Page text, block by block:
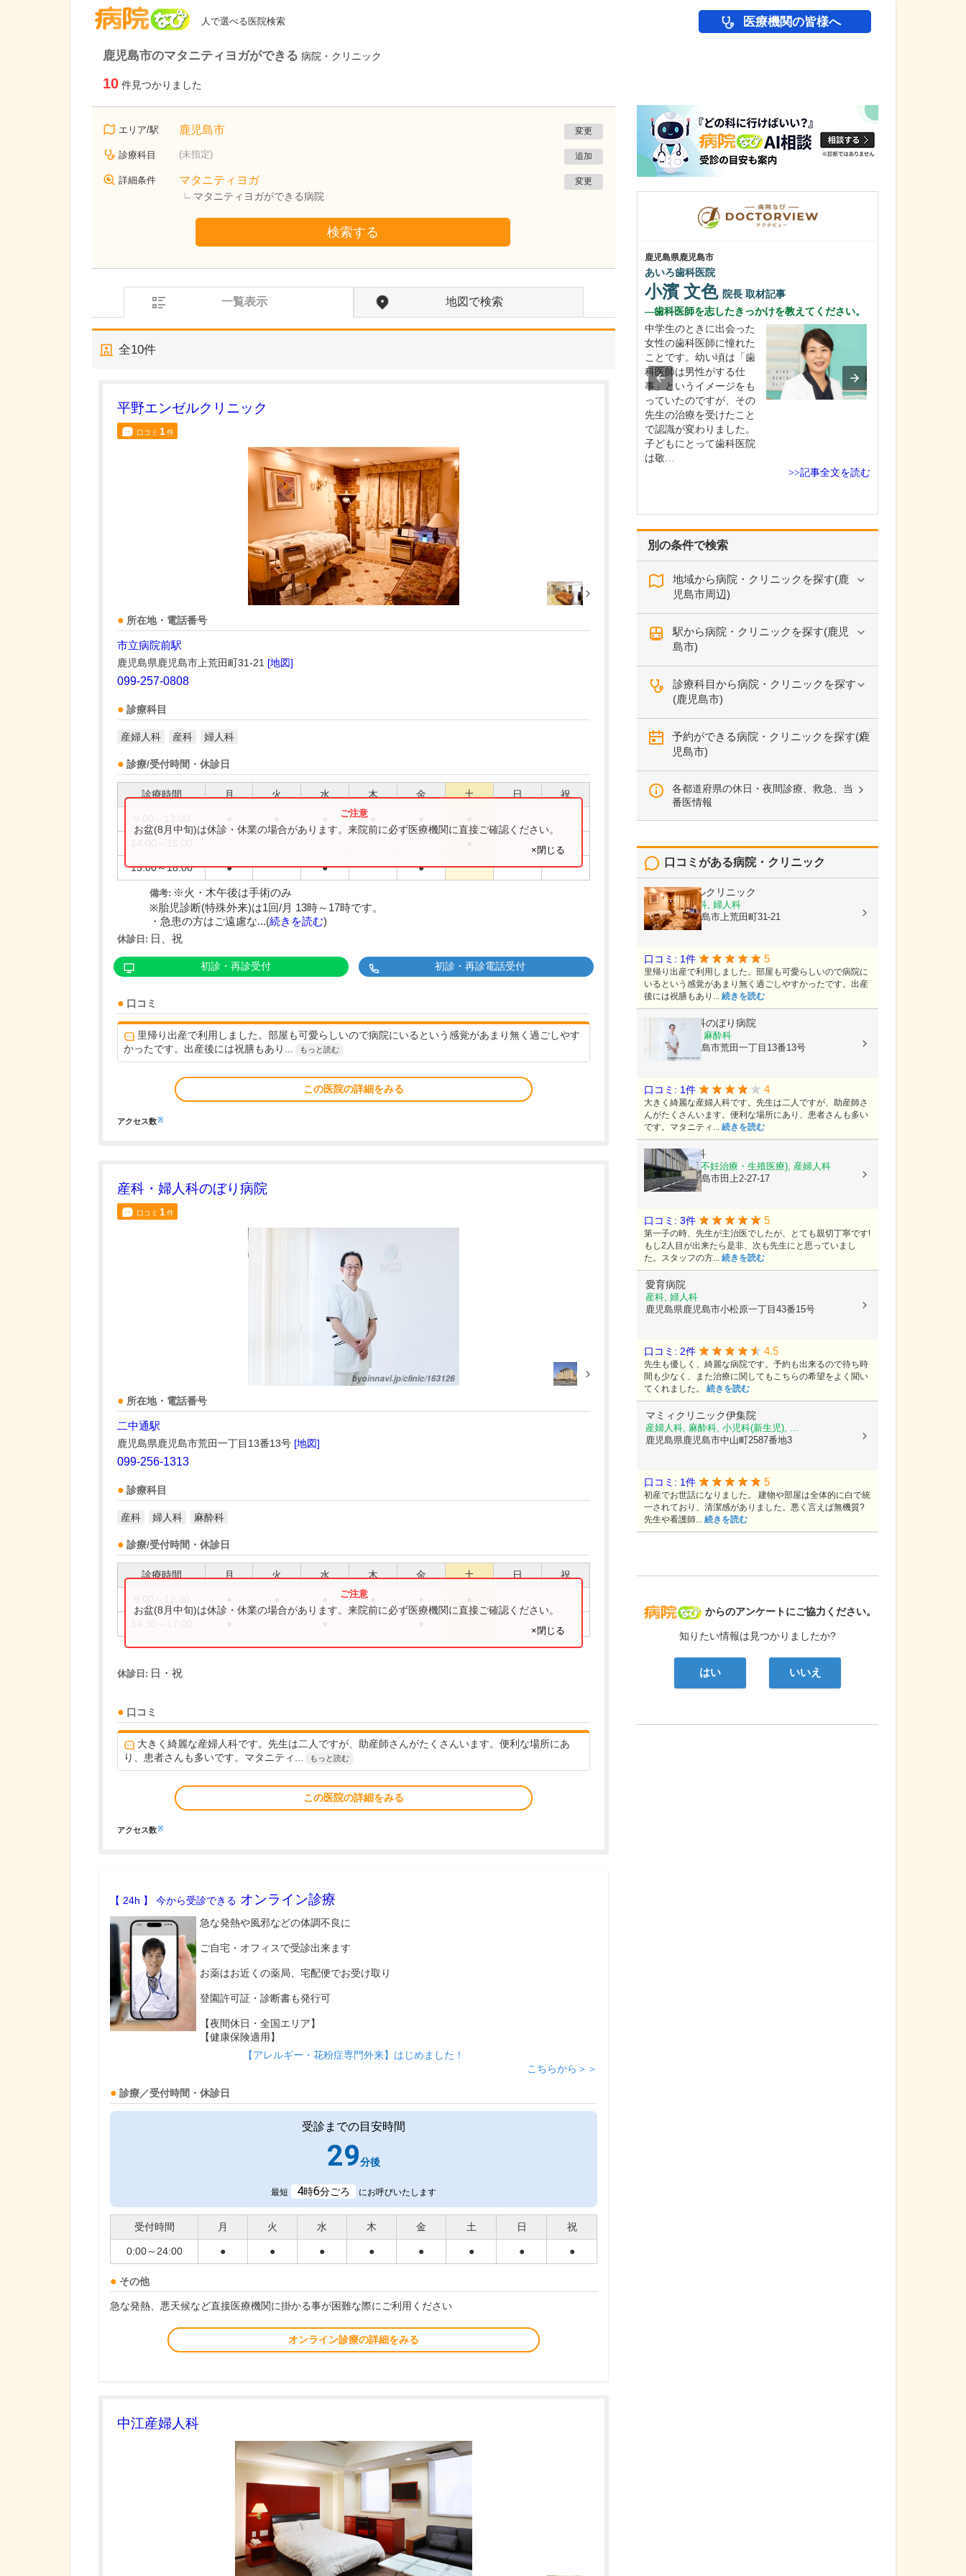
人で選べる医院検索 医療機関の皆様へ
鹿児島市のマタニティヨガができる 病院・クリニック
10 件見つかりました
エリア/駅 鹿児島市 変更
診療科目 (未指定) 追加
詳細条件 マタニティヨガ
マタニティヨガができる病院
変更
検索する
一覧表示 地図で検索
全10件
平野エンゼルクリニック
口コミ 1件
所在地・電話番号
市立病院前駅
鹿児島県鹿児島市上荒田町31-21 [地図]
099-257-0808
診療科目
産婦人科 産科 婦人科
診療/受付時間・休診日
診療時間 月 火 水 木 金 土 日 祝
15:00～18:00 ● ● ●
お盆(8月中旬)は休診・休業の場合があります。来院前に必ず医療機関に直接ご確認ください。
×閉じる
備考: ※火・木午後は手術のみ
※胎児診断(特殊外来)は1回/月 13時～17時です。
・急患の方はご遠慮な...(続きを読む)
休診日: 日、祝
初診・再診受付 初診・再診電話受付
口コミ
里帰り出産で利用しました。部屋も可愛らしいので病院にいるという感覚があまり無く過ごしやす
かったです。出産後には祝膳もあり...
もっと読む
この医院の詳細をみる
アクセス数※
産科・婦人科のぼり病院
口コミ 1件
所在地・電話番号
二中通駅
鹿児島県鹿児島市荒田一丁目13番13号 [地図]
099-256-1313
診療科目
産科 婦人科 麻酔科
診療/受付時間・休診日
診療時間 月 火 水 木 金 土 日 祝
お盆(8月中旬)は休診・休業の場合があります。来院前に必ず医療機関に直接ご確認ください。
×閉じる
休診日: 日・祝
口コミ
大きく綺麗な産婦人科です。先生は二人ですが、助産師さんがたくさんいます。便利な場所にあ
り、患者さんも多いです。マタニティ...
もっと読む
この医院の詳細をみる
アクセス数※
【 24h 】 今から受診できる オンライン診療
急な発熱や風邪などの体調不良に
ご自宅・オフィスで受診出来ます
お薬はお近くの薬局、宅配便でお受け取り
登園許可証・診断書も発行可
【夜間休日・全国エリア】
【健康保険適用】
【アレルギー・花粉症専門外来】はじめました！
こちらから＞＞
診療／受付時間・休診日
受診までの目安時間
29分後
最短 4時6分ごろ にお呼びいたします
受付時間 月 火 水 木 金 土 日 祝
0:00～24:00 ● ● ● ● ● ● ● ●
その他
急な発熱、悪天候など直接医療機関に掛かる事が困難な際にご利用ください
オンライン診療の詳細をみる
中江産婦人科
別の条件で検索
地域から病院・クリニックを探す(鹿
児島市周辺)
駅から病院・クリニックを探す(鹿児
島市)
診療科目から病院・クリニックを探す
(鹿児島市)
予約ができる病院・クリニックを探す(鹿
児島市)
各都道府県の休日・夜間診療、救急、当
番医情報
病院なび
からのアンケートにご協力ください。
知りたい情報は見つかりましたか?
はい いいえ
口コミがある病院・クリニック
平野エンゼルクリニック
産婦人科, 産科, 婦人科
鹿児島県鹿児島市上荒田町31-21
口コミ: 1件 5
里帰り出産で利用しました。部屋も可愛らしいので病院に
いるという感覚があまり無く過ごしやすかったです。出産
後には祝膳もあり... 続きを読む
産科・婦人科のぼり病院
産科, 婦人科, 麻酔科
鹿児島県鹿児島市荒田一丁目13番13号
口コミ: 1件 4
大きく綺麗な産婦人科です。先生は二人ですが、助産師さ
んがたくさんいます。便利な場所にあり、患者さんも多い
です。マタニティ... 続きを読む
徳永産婦人科
産科, 婦人科(不妊治療・生殖医療), 産婦人科
鹿児島県鹿児島市田上2-27-17
口コミ: 3件 5
第一子の時、先生が主治医でしたが、とても親切丁寧です!
もし2人目が出来たら是非、次も先生にと思っていまし
た。スタッフの方... 続きを読む
愛育病院
産科, 婦人科
鹿児島県鹿児島市小松原一丁目43番15号
口コミ: 2件 4.5
先生も優しく、綺麗な病院です。予約も出来るので待ち時
間も少なく、また治療に関してもこちらの希望をよく聞い
てくれました。 続きを読む
マミィクリニック伊集院
産婦人科, 麻酔科, 小児科(新生児), ...
鹿児島県鹿児島市中山町2587番地3
口コミ: 1件 5
初産でお世話になりました。 建物や部屋は全体的に白で統
一されており、清潔感がありました。悪く言えば無機質?
先生や看護師... 続きを読む
植村病院
川名 英世院長
貴院は地域の「駆け込み寺」のような存在なの
し、速やかに近隣の専門
医をご…
鹿児島県鹿児島市
あいろ歯科医院
小濱 文色 院長 取材記事
歯科医師を志したきっかけを教えてください。
中学生のときに出会った
女性の歯科医師に憧れた
ことです。幼い頃は「歯
科医師は男性がする仕
事」というイメージをも
っていたのですが、その
先生の治療を受けたこと
で認識が変わりました。
子どもにとって歯科医院
は敬…
>>記事全文を読む